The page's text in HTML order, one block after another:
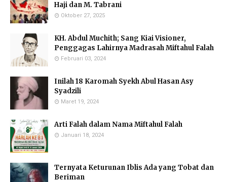
Haji dan M. Tabrani
Oktober 27, 2025
KH. Abdul Muchith; Sang Kiai Visioner,
Penggagas Lahirnya Madrasah Miftahul Falah
Februari 03, 2024
Inilah 18 Karomah Syekh Abul Hasan Asy
Syadzili
Maret 19, 2024
Arti Falah dalam Nama Miftahul Falah
Januari 18, 2024
Ternyata Keturunan Iblis Ada yang Tobat dan
Beriman